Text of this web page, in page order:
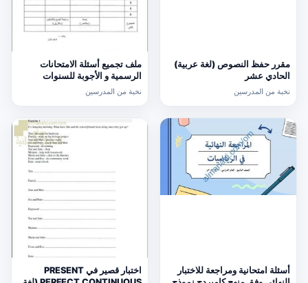
مقرر حفظ النصوص (لغة عربية)
الحادي عشر
نخبة من المدرسين
ملف تجميع أسئلة الامتحانات
الرسمية و الأجوبة للسنوات
السابقة الدور الأول (الامتحانات)
التاسع
نخبة من المدرسين
أسئلة امتحانية ومراجعة للاختبار
اختبار قصير في PRESENT